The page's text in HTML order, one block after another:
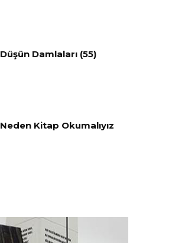
Düşün Damlaları (55)
Neden Kitap Okumalıyız